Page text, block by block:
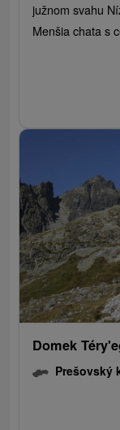
južnom svahu
Menšia chata s
Domek
Prešovský